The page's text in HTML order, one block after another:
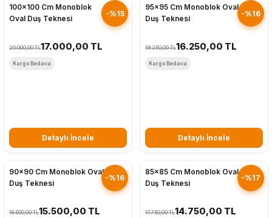
-%15
100x100 Cm Monoblok
Oval Duş Teknesi
20.000,00 TL17.000,00 TL
Kargo Bedava
Detaylı İncele
-%16
95x95 Cm Monoblok Oval
Duş Teknesi
19.250,00 TL16.250,00 TL
Kargo Bedava
Detaylı İncele
-%16
90x90 Cm Monoblok Oval
Duş Teknesi
18.500,00 TL15.500,00 TL
-%17
85x85 Cm Monoblok Oval
Duş Teknesi
17.750,00 TL14.750,00 TL